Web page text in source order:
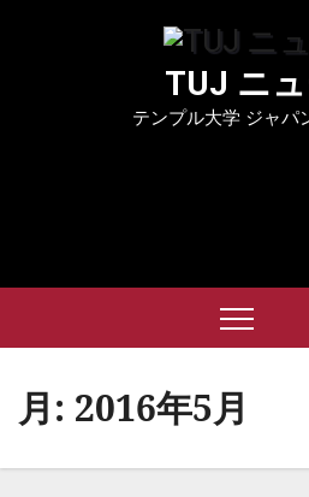
TUJ ニ
テンプル大学 ジャパ
月: 2016年5月